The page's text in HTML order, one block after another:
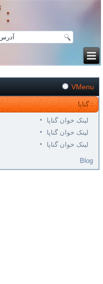
گناپا :
VMenu
گناپا :
لینک خوان گناپا
لینک خوان گناپا
لینک خوان گناپا
Blog